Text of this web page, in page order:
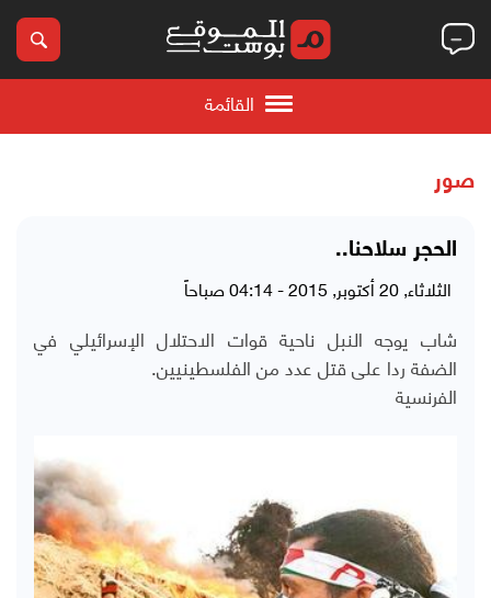
القائمة
صور
الحجر سلاحنا..
الثلاثاء, 20 أكتوبر, 2015 - 04:14 صباحاً
شاب يوجه النبل ناحية قوات الاحتلال الإسرائيلي في
الضفة ردا على قتل عدد من الفلسطينيين.
الفرنسية